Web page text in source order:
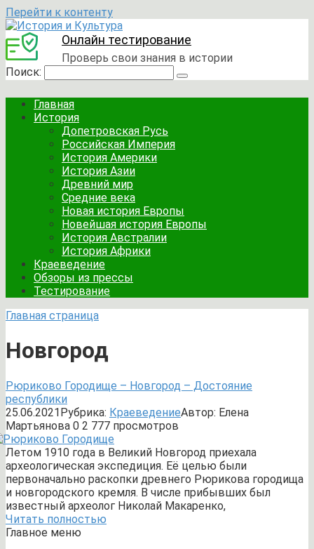
Перейти к контенту
Онлайн тестирование
Проверь свои знания в истории
Поиск:
Главная
История
Допетровская Русь
Российская Империя
История Америки
История Азии
Древний мир
Средние века
Новая история Европы
Новейшая история Европы
История Австралии
История Африки
Краеведение
Обзоры из прессы
Тестирование
Главная страница
Новгород
Рюриково Городище – Новгород – Достояние
республики
25.06.2021Рубрика: КраеведениеАвтор: Елена
Мартьянова 0 2 777 просмотров
Летом 1910 года в Великий Новгород приехала
археологическая экспедиция. Её целью были
первоначально раскопки древнего Рюрикова городища
и новгородского кремля. В числе прибывших был
известный археолог Николай Макаренко,
Читать полностью
Главное меню